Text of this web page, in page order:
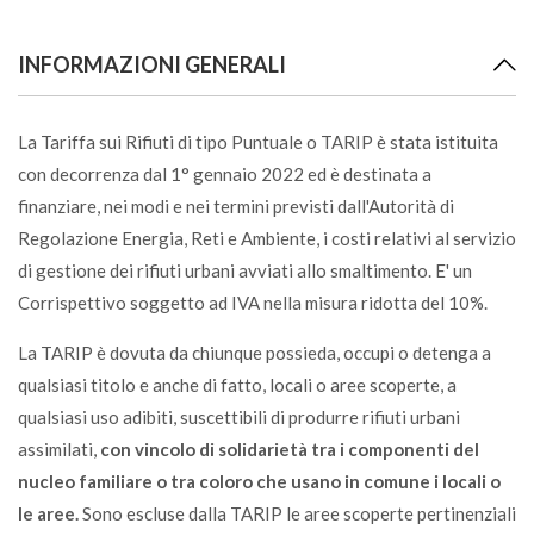
Buste di sola plastica
P
Caffè
U
Caffettiera alluminio
VL
Calcinacci*
CDR
Calcolatrici
CDR
INFORMAZIONI GENERALI
La Tariffa sui Rifiuti di tipo Puntuale o TARIP è stata istituita
con decorrenza dal 1° gennaio 2022 ed è destinata a
finanziare, nei modi e nei termini previsti dall'Autorità di
Regolazione Energia, Reti e Ambiente, i costi relativi al servizio
di gestione dei rifiuti urbani avviati allo smaltimento. E' un
Corrispettivo soggetto ad IVA nella misura ridotta del 10%.
La TARIP è dovuta da chiunque possieda, occupi o detenga a
qualsiasi titolo e anche di fatto, locali o aree scoperte, a
qualsiasi uso adibiti, suscettibili di produrre rifiuti urbani
assimilati, con vincolo di solidarietà tra i componenti del
nucleo familiare o tra coloro che usano in comune i locali o
le aree.Sono escluse dalla TARIP le aree scoperte pertinenziali